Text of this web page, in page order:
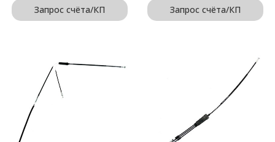
Запрос счёта/КП Запрос счёта/КП